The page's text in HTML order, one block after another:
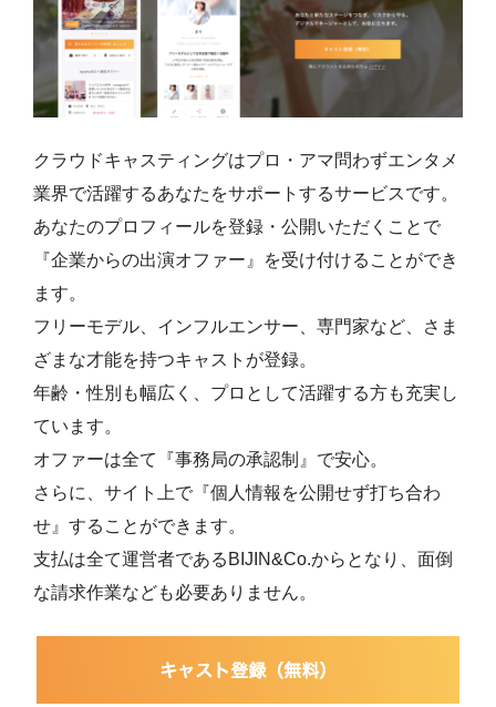
クラウドキャスティングはプロ・アマ問わずエンタメ
業界で活躍するあなたをサポートするサービスです。
あなたのプロフィールを登録・公開いただくことで
『企業からの出演オファー』を受け付けることができ
ます。
フリーモデル、インフルエンサー、専門家など、さま
ざまな才能を持つキャストが登録。
年齢・性別も幅広く、プロとして活躍する方も充実し
ています。
オファーは全て『事務局の承認制』で安心。
さらに、サイト上で『個人情報を公開せず打ち合わ
せ』することができます。
支払は全て運営者であるBIJIN&Co.からとなり、面倒
な請求作業なども必要ありません。